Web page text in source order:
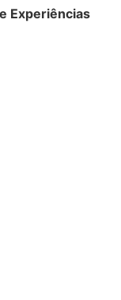
Experiências